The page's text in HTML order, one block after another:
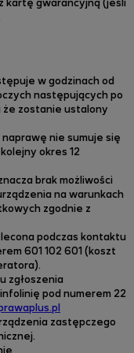
kartę gwarancyjną (jeśli
w godzinach od
następujących po
że zostanie ustalony
nie sumuje się
okres 12
brak możliwości
na warunkach
zgodnie z
podczas kontaktu
601 102 601 (koszt
zgłoszenia
pod numerem 22
zastępczego